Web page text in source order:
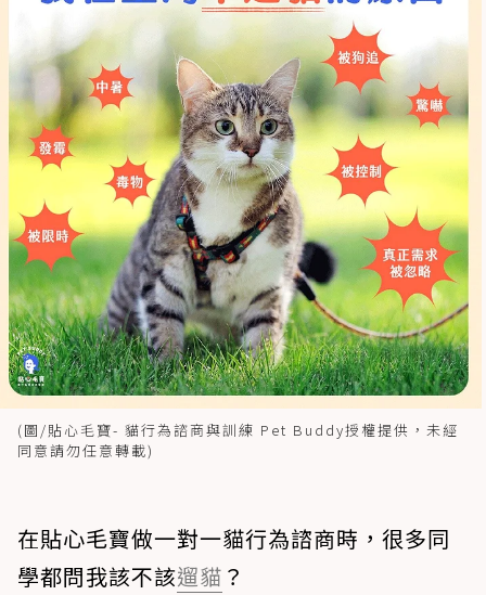
(圖/貼心毛寶- 貓行為諮商與訓練 Pet Buddy授權提供，未經
同意請勿任意轉載)
在貼心毛寶做一對一貓行為諮商時，很多同
學都問我該不該遛貓 ？